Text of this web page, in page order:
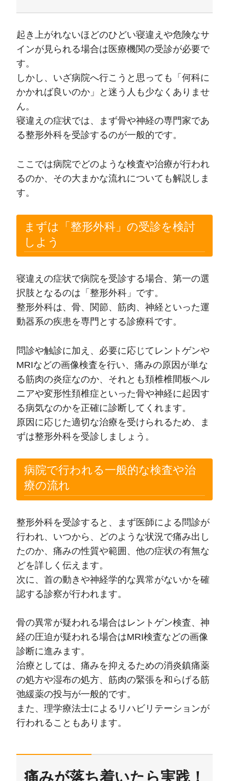
起き上がれないほどのひどい寝違えや危険なサ
インが見られる場合は医療機関の受診が必要で
す。
しかし、いざ病院へ行こうと思っても「何科に
かかれば良いのか」と迷う人も少なくありませ
ん。
寝違えの症状では、まず骨や神経の専門家であ
る整形外科を受診するのが一般的です。
ここでは病院でどのような検査や治療が行われ
るのか、その大まかな流れについても解説しま
す。
まずは「整形外科」の受診を検討
しよう
寝違えの症状で病院を受診する場合、第一の選
択肢となるのは「整形外科」です。
整形外科は、骨、関節、筋肉、神経といった運
動器系の疾患を専門とする診療科です。
問診や触診に加え、必要に応じてレントゲンや
MRIなどの画像検査を行い、痛みの原因が単な
る筋肉の炎症なのか、それとも頚椎椎間板ヘル
ニアや変形性頚椎症といった骨や神経に起因す
る病気なのかを正確に診断してくれます。
原因に応じた適切な治療を受けられるため、ま
ずは整形外科を受診しましょう。
病院で行われる一般的な検査や治
療の流れ
整形外科を受診すると、まず医師による問診が
行われ、いつから、どのような状況で痛み出し
たのか、痛みの性質や範囲、他の症状の有無な
どを詳しく伝えます。
次に、首の動きや神経学的な異常がないかを確
認する診察が行われます。
骨の異常が疑われる場合はレントゲン検査、神
経の圧迫が疑われる場合はMRI検査などの画像
診断に進みます。
治療としては、痛みを抑えるための消炎鎮痛薬
の処方や湿布の処方、筋肉の緊張を和らげる筋
弛緩薬の投与が一般的です。
また、理学療法士によるリハビリテーションが
行われることもあります。
痛みが落ち着いたら実践！